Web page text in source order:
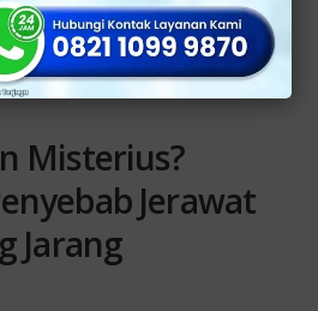
Misterius?
Jerawat
Jarang